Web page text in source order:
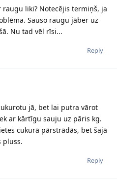
raugu liki? Notecējis termiņš, ja
Sauso raugu jāber uz
Nu tad vēl rīsi...
Reply
jā, bet lai putra vārot
ar kārtīgu sauju uz pāris kg.
cukurā pārstrādās, bet šajā
pluss.
Reply